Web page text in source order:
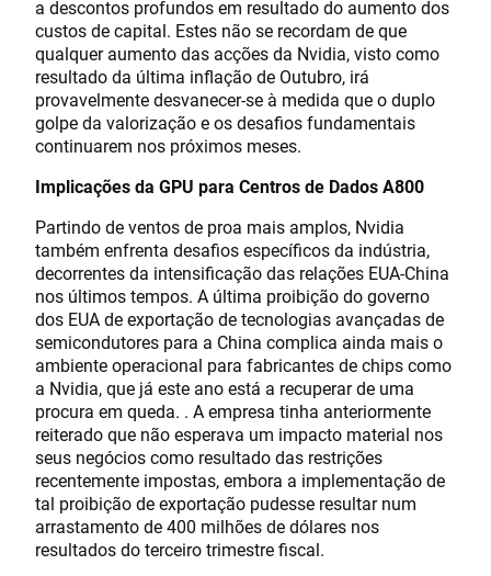
a descontos profundos em resultado do aumento dos
custos de capital. Estes não se recordam de que
qualquer aumento das acções da Nvidia, visto como
resultado da última inflação de Outubro, irá
provavelmente desvanecer-se à medida que o duplo
golpe da valorização e os desafios fundamentais
continuarem nos próximos meses.
Implicações da GPU para Centros de Dados A800
Partindo de ventos de proa mais amplos, Nvidia
também enfrenta desafios específicos da indústria,
decorrentes da intensificação das relações EUA-China
nos últimos tempos. A última proibição do governo
dos EUA de exportação de tecnologias avançadas de
semicondutores para a China complica ainda mais o
ambiente operacional para fabricantes de chips como
a Nvidia, que já este ano está a recuperar de uma
procura em queda. . A empresa tinha anteriormente
reiterado que não esperava um impacto material nos
seus negócios como resultado das restrições
recentemente impostas, embora a implementação de
tal proibição de exportação pudesse resultar num
arrastamento de 400 milhões de dólares nos
resultados do terceiro trimestre fiscal.